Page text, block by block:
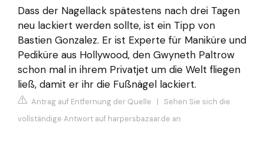
Dass der Nagellack spätestens nach drei Tagen
neu lackiert werden sollte, ist ein Tipp von
Bastien Gonzalez. Er ist Experte für Maniküre und
Pediküre aus Hollywood, den Gwyneth Paltrow
schon mal in ihrem Privatjet um die Welt fliegen
ließ, damit er ihr die Fußnägel lackiert.
Antrag auf Entfernung der Quelle | Sehen Sie sich die
vollständige Antwort auf harpersbazaar.de an